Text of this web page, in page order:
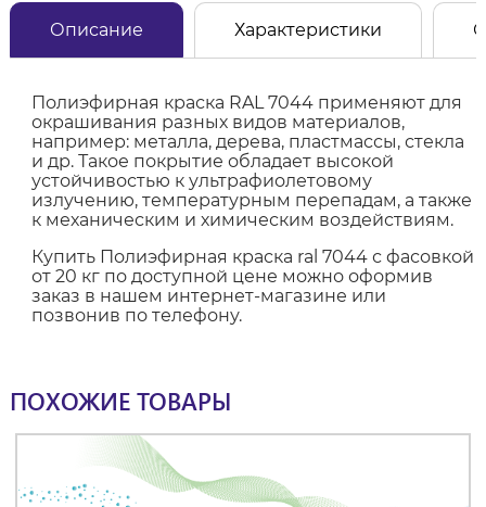
Описание Характеристики
Полиэфирная краска RAL 7044 применяют для
окрашивания разных видов материалов,
например: металла, дерева, пластмассы, стекла
и др. Такое покрытие обладает высокой
устойчивостью к ультрафиолетовому
излучению, температурным перепадам, а также
к механическим и химическим воздействиям.
Купить Полиэфирная краска ral 7044 с фасовкой
от 20 кг по доступной цене можно оформив
заказ в нашем интернет-магазине или
позвонив по телефону.
ПОХОЖИЕ ТОВАРЫ